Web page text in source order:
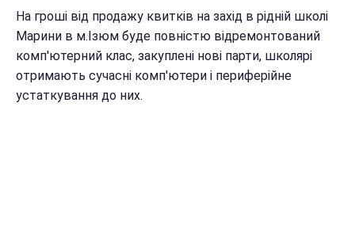
На гроші від продажу квитків на захід в рідній школі
Марини в м.Ізюм буде повністю відремонтований
комп'ютерний клас, закуплені нові парти, школярі
отримають сучасні комп'ютери і периферійне
устаткування до них.